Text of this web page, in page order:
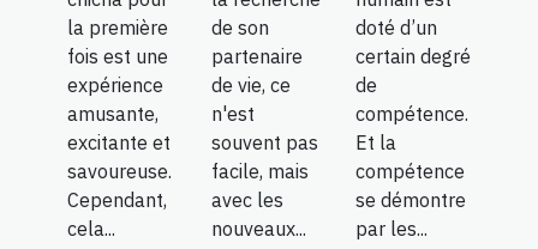
la première
fois est une
expérience
amusante,
excitante et
savoureuse.
Cependant,
cela...
de son
partenaire
de vie, ce
n'est
souvent pas
facile, mais
avec les
nouveaux...
doté d’un
certain degré
de
compétence.
Et la
compétence
se démontre
par les...